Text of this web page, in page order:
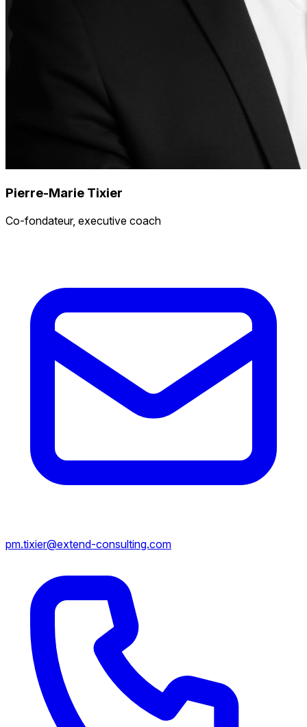
Pierre-Marie Tixier
Co-fondateur, executive coach
pm.tixier@extend-consulting.com